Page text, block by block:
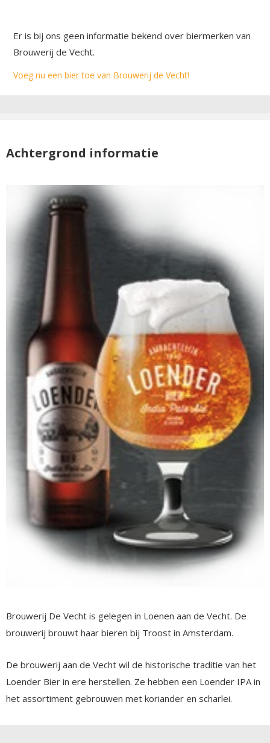
Er is bij ons geen informatie bekend over biermerken van
Brouwerij de Vecht.
Voeg nu een bier toe van Brouwerij de Vecht!
Achtergrond informatie
Brouwerij De Vecht is gelegen in Loenen aan de Vecht. De
brouwerij brouwt haar bieren bij Troost in Amsterdam.
De brouwerij aan de Vecht wil de historische traditie van het
Loender Bier in ere herstellen. Ze hebben een Loender IPA in
het assortiment gebrouwen met koriander en scharlei.